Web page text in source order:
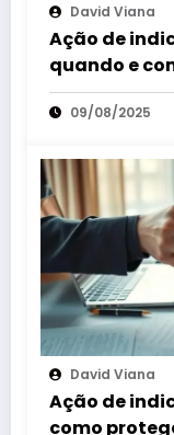
David Viana
Ação de
quando e
seus direitos
09/08/2025
David Viana
Ação de
como